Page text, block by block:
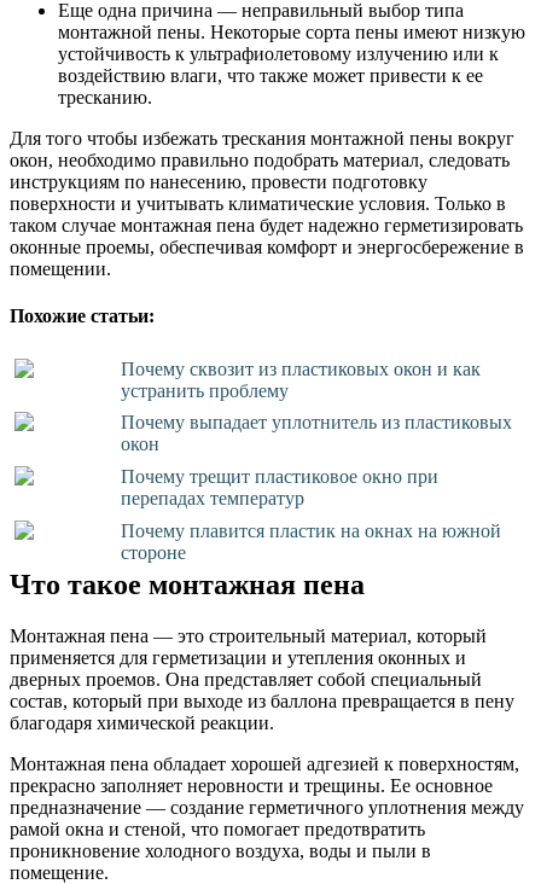
Еще одна причина — неправильный выбор типа
монтажной пены. Некоторые сорта пены имеют низкую
устойчивость к ультрафиолетовому излучению или к
воздействию влаги, что также может привести к ее
тресканию.
Для того чтобы избежать трескания монтажной пены вокруг
окон, необходимо правильно подобрать материал, следовать
инструкциям по нанесению, провести подготовку
поверхности и учитывать климатические условия. Только в
таком случае монтажная пена будет надежно герметизировать
оконные проемы, обеспечивая комфорт и энергосбережение в
помещении.
Похожие статьи:
Почему сквозит из пластиковых окон и как
устранить проблему
Почему выпадает уплотнитель из пластиковых
окон
Почему трещит пластиковое окно при
перепадах температур
Почему плавится пластик на окнах на южной
стороне
Что такое монтажная пена
Монтажная пена — это строительный материал, который
применяется для герметизации и утепления оконных и
дверных проемов. Она представляет собой специальный
состав, который при выходе из баллона превращается в пену
благодаря химической реакции.
Монтажная пена обладает хорошей адгезией к поверхностям,
прекрасно заполняет неровности и трещины. Ее основное
предназначение — создание герметичного уплотнения между
рамой окна и стеной, что помогает предотвратить
проникновение холодного воздуха, воды и пыли в
помещение.